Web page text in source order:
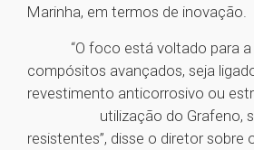
Marinha, em termos de inovação.
“O foco está voltado para a
compósitos avançados, seja
revestimento anticorrosivo ou
utilização do Grafeno, são
resistentes”, disse o diretor sobre